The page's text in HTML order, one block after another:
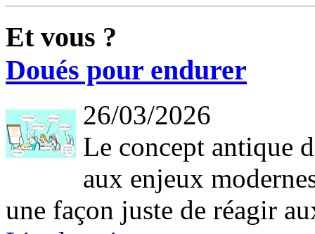
Et vous ?
Doués pour endurer
26/03/2026
Le concept antique
aux enjeux
une façon juste de réagir